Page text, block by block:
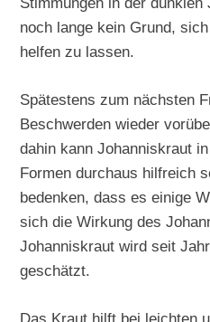
noch lange kein Grund,
helfen zu lassen.
Spätestens zum nächsten
Beschwerden wieder
dahin kann Johanniskraut
Formen durchaus hilfreich
bedenken, dass es einige
sich die Wirkung des
Johanniskraut wird seit
geschätzt.
Das Kraut hilft bei leichten